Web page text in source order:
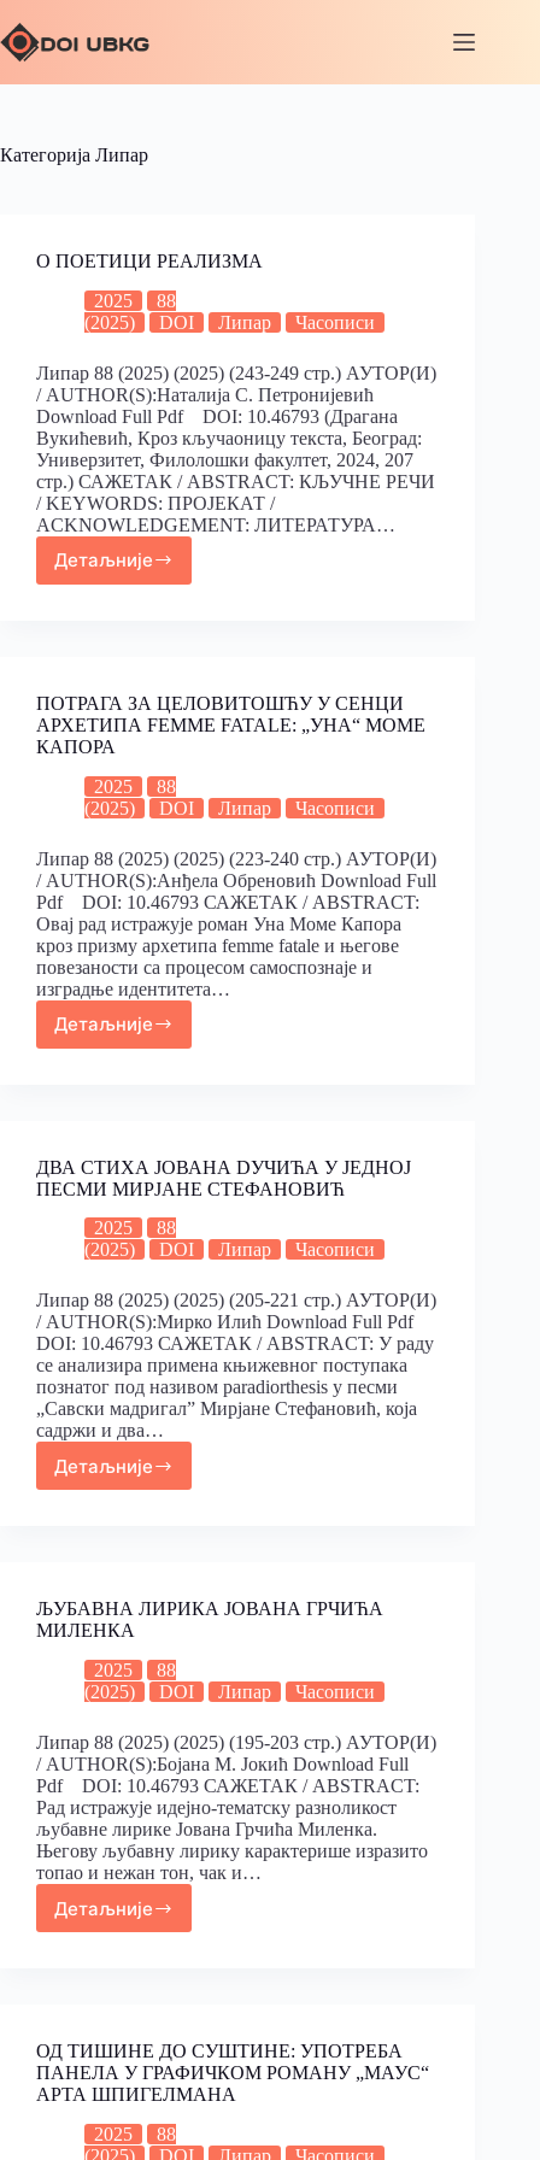
Категорија Липар
О ПОЕТИЦИ РЕАЛИЗМА
2025
88
(2025)
DOI Липар Часописи
Липар 88 (2025) (2025) (243-249 стр.) АУТОР(И)
/ AUTHOR(S):Наталија С. Петронијевић
Download Full Pdf DOI: 10.46793 (Драганa
Вукићевић, Кроз кључаоницу текста, Београд:
Универзитет, Филолошки факултет, 2024, 207
стр.) САЖЕТАК / ABSTRACT: КЉУЧНЕ РЕЧИ
/ KEYWORDS: ПРОЈЕКАТ /
ACKNOWLEDGEMENT: ЛИТЕРАТУРА…
Детаљније
ПОТРАГА ЗА ЦЕЛОВИТОШЋУ У СЕНЦИ
АРХЕТИПА FEMME FATALE: „УНА“ МОМЕ
КАПОРА
2025
88
(2025)
DOI Липар Часописи
Липар 88 (2025) (2025) (223-240 стр.) АУТОР(И)
/ AUTHOR(S):Анђела Обреновић Download Full
Pdf DOI: 10.46793 САЖЕТАК / ABSTRACT:
Овај рад истражује роман Уна Моме Капора
кроз призму архетипа femme fatale и његове
повезаности са процесом самоспознаје и
изградње идентитета…
Детаљније
ДВА СТИХА JОВАНА DУЧИЋА У ЈЕДНОЈ
ПЕСМИ MИРЈАНЕ CТЕФАНОВИЋ
2025
88
(2025)
DOI Липар Часописи
Липар 88 (2025) (2025) (205-221 стр.) АУТОР(И)
/ AUTHOR(S):Мирко Илић Download Full Pdf
DOI: 10.46793 САЖЕТАК / ABSTRACT: У раду
се анализира примена књижевног поступака
познатог под називом paradiorthesis у песми
„Савски мадригал” Мирјане Стефановић, која
садржи и два…
Детаљније
ЉУБАВНА ЛИРИКА ЈОВАНА ГРЧИЋА
МИЛЕНКА
2025
88
(2025)
DOI Липар Часописи
Липар 88 (2025) (2025) (195-203 стр.) АУТОР(И)
/ AUTHOR(S):Бојана М. Јокић Download Full
Pdf DOI: 10.46793 САЖЕТАК / ABSTRACT:
Рад истражује идејно-тематску разноликост
љубавне лирике Јована Грчића Миленка.
Његову љубавну лирику карактерише изразито
топао и нежан тон, чак и…
Детаљније
ОД ТИШИНЕ ДО СУШТИНЕ: УПОТРЕБА
ПАНЕЛА У ГРАФИЧКОМ РОМАНУ „МАУС“
АРТА ШПИГЕЛМАНА
2025
88
(2025)
DOI Липар Часописи